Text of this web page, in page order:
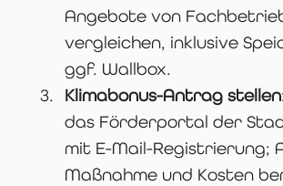
Angebote von
vergleichen, inklusive
ggf. Wallbox.
Klimabonus-Antrag
das Förderportal der
mit E-Mail-Registrierung;
Maßnahme und Kosten